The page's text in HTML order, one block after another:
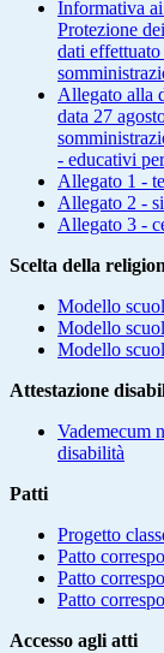
Informativa
Protezione
dati
Allegato alla
data 27
- educativi
Allegato 1 -
Allegato 2 -
Allegato 3 -
Scelta della
Modello
Modello
Modello
Attestazione
Vademecum
disabilità
Patti
Progetto
Patto
Patto
Patto
Accesso agli atti